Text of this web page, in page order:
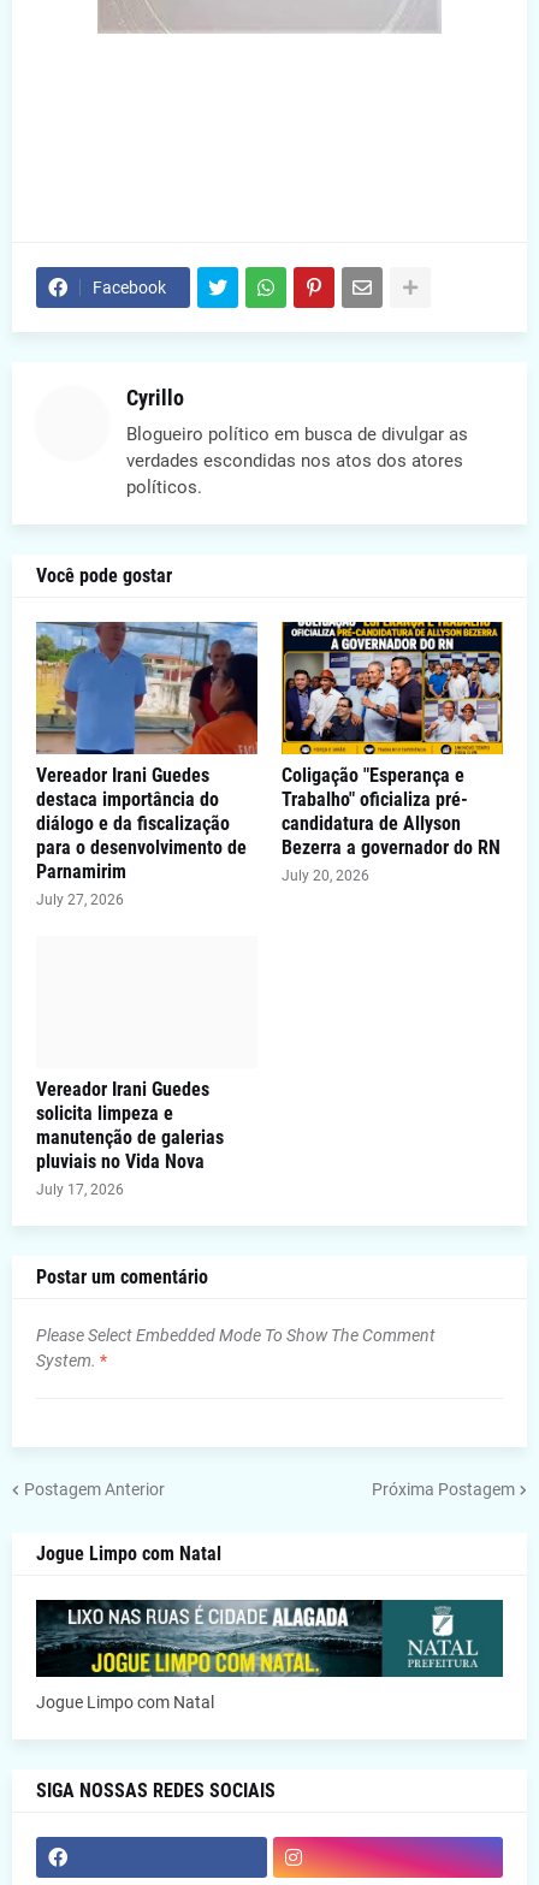
Facebook
Cyrillo
Blogueiro político em busca de divulgar as
verdades escondidas nos atos dos atores
políticos.
Você pode gostar
Vereador Irani Guedes
destaca importância do
diálogo e da fiscalização
para o desenvolvimento de
Parnamirim
July 27, 2026
Coligação "Esperança e
Trabalho" oficializa pré-
candidatura de Allyson
Bezerra a governador do RN
July 20, 2026
Vereador Irani Guedes
solicita limpeza e
manutenção de galerias
pluviais no Vida Nova
July 17, 2026
Postar um comentário
Please Select Embedded Mode To Show The Comment
System. *
Postagem Anterior Próxima Postagem
Jogue Limpo com Natal
Jogue Limpo com Natal
SIGA NOSSAS REDES SOCIAIS